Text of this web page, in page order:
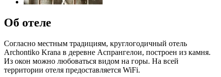
Об отеле
Согласно местным традициям, круглогодичный отель
Archontiko Krana в деревне Аспрангелои, построен из камня.
Из окон можно любоваться видом на горы. На всей
территории отеля предоставляется WiFi.